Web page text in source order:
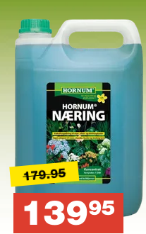
179.95
13995